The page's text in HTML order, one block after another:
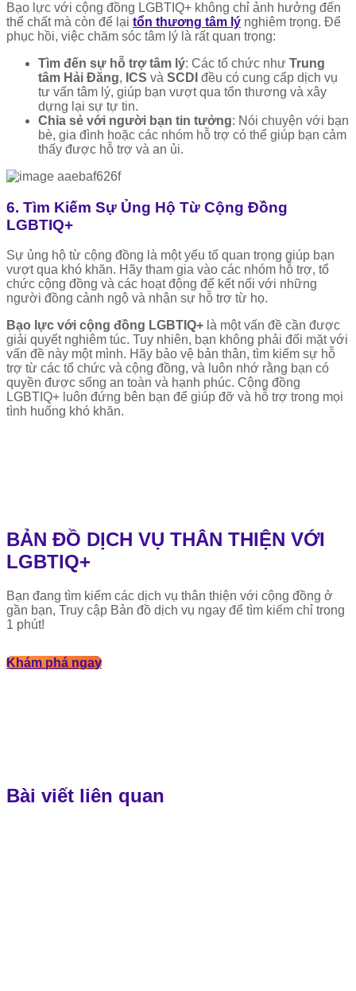
Bạo lực với cộng đồng LGBTIQ+ không chỉ ảnh hưởng đến
thể chất mà còn để lại tổn thương tâm lý nghiêm trọng. Để
phục hồi, việc chăm sóc tâm lý là rất quan trọng:
Tìm đến sự hỗ trợ tâm lý: Các tổ chức như Trung
tâm Hải Đăng, ICS và SCDI đều có cung cấp dịch vụ
tư vấn tâm lý, giúp bạn vượt qua tổn thương và xây
dựng lại sự tự tin.
Chia sẻ với người bạn tin tưởng: Nói chuyện với bạn
bè, gia đình hoặc các nhóm hỗ trợ có thể giúp bạn cảm
thấy được hỗ trợ và an ủi.
6. Tìm Kiếm Sự Ủng Hộ Từ Cộng Đồng
LGBTIQ+
Sự ủng hộ từ cộng đồng là một yếu tố quan trọng giúp bạn
vượt qua khó khăn. Hãy tham gia vào các nhóm hỗ trợ, tổ
chức cộng đồng và các hoạt động để kết nối với những
người đồng cảnh ngộ và nhận sự hỗ trợ từ họ.
Bạo lực với cộng đồng LGBTIQ+ là một vấn đề cần được
giải quyết nghiêm túc. Tuy nhiên, bạn không phải đối mặt với
vấn đề này một mình. Hãy bảo vệ bản thân, tìm kiếm sự hỗ
trợ từ các tổ chức và cộng đồng, và luôn nhớ rằng bạn có
quyền được sống an toàn và hạnh phúc. Cộng đồng
LGBTIQ+ luôn đứng bên bạn để giúp đỡ và hỗ trợ trong mọi
tình huống khó khăn.
BẢN ĐỒ DỊCH VỤ THÂN THIỆN VỚI
LGBTIQ+
Bạn đang tìm kiếm các dịch vụ thân thiện với cộng đồng ở
gần bạn, Truy cập Bản đồ dịch vụ ngay để tìm kiếm chỉ trong
1 phút!
Khám phá ngay
Bài viết liên quan